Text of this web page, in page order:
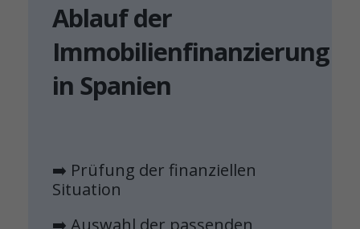
Ablauf der
Immobilienfinanzierung
in Spanien
➡️ Prüfung der finanziellen
Situation
➡️ Auswahl der passenden